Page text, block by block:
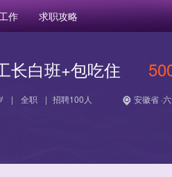
作 求职攻略
长白班+包吃住
| 全职 | 招聘100人 安徽省 ·